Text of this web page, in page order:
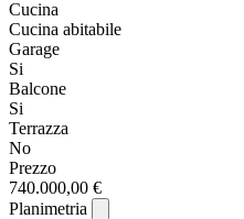
Cucina
Cucina abitabile
Garage
Si
Balcone
Si
Terrazza
No
Prezzo
740.000,00 €
Planimetria